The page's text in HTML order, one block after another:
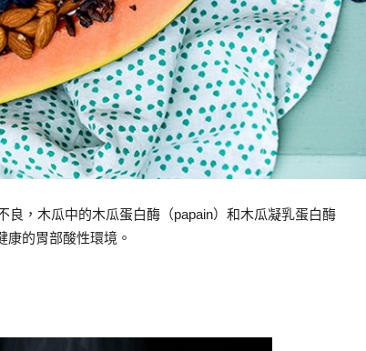
良，木瓜中的木瓜蛋白酶（papain）和木瓜凝乳蛋白酶
康的胃部酸性環境。